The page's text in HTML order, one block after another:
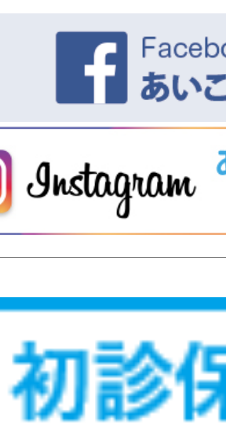
４月キャン
2026
３月キャン
2026
スアップ